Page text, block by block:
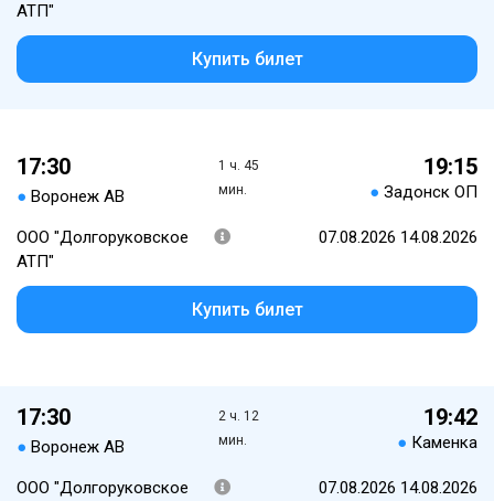
АТП"
Купить билет
17:30
● Воронеж АВ
1 ч. 45
мин.
19:15
● Задонск ОП
ООО "Долгоруковское
АТП"
07.08.2026 14.08.2026
Купить билет
17:30
● Воронеж АВ
2 ч. 12
мин.
19:42
● Каменка
ООО "Долгоруковское
07.08.2026 14.08.2026